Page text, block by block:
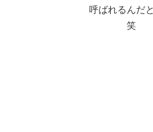
呼ばれるんだ
笑